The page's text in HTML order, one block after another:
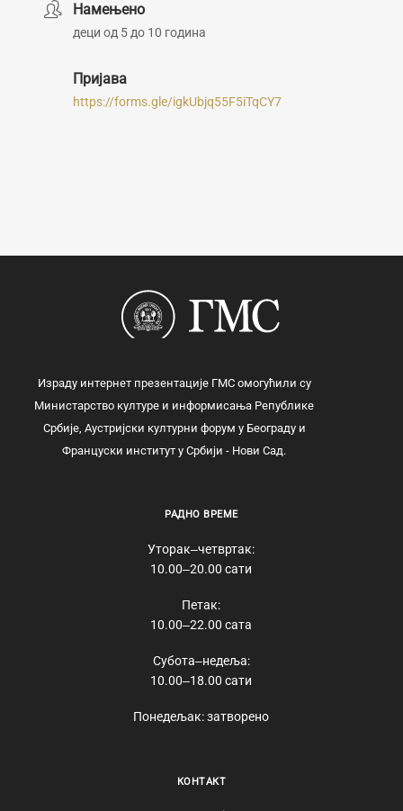
Намењено
деци од 5 до 10 година
Пријава
https://forms.gle/igkUbjq55F5iTqCY7
Израду интернет презентације ГМС омогућили су
Министарство културе и информисања Републике
Србије, Аустријски културни форум у Београду и
Француски институт у Србији - Нови Сад.
РАДНО ВРЕМЕ
Уторак‒четвртак:
10.00‒20.00 сати
Петак:
10.00‒22.00 сата
Субота‒недеља:
10.00‒18.00 сати
Понедељак: затворено
КОНТАКТ